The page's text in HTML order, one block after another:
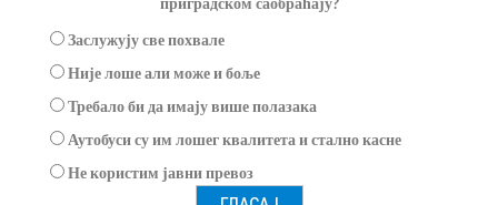
Заслужују све похвале
Није лоше али може и боље
Требало би да имају више полазака
Аутобуси су им лошег квалитета и стално касне
Не користим јавни превоз